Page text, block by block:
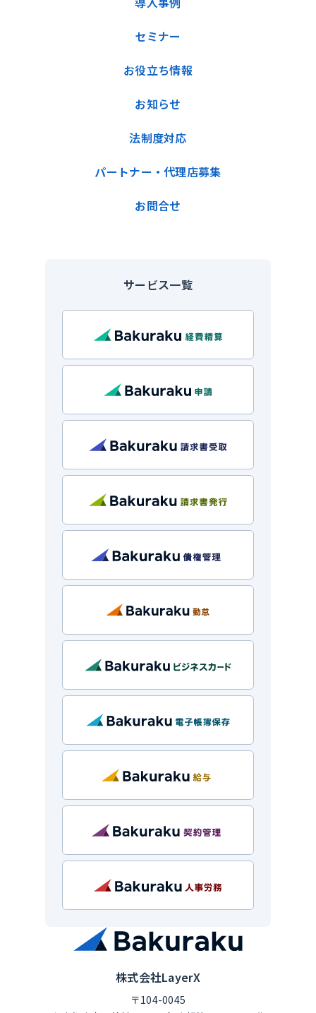
株式会社LayerX
〒104-0045
セミナー
お役立ち情報
お知らせ
法制度対応
パートナー・代理店募集
お問合せ
サービス一覧